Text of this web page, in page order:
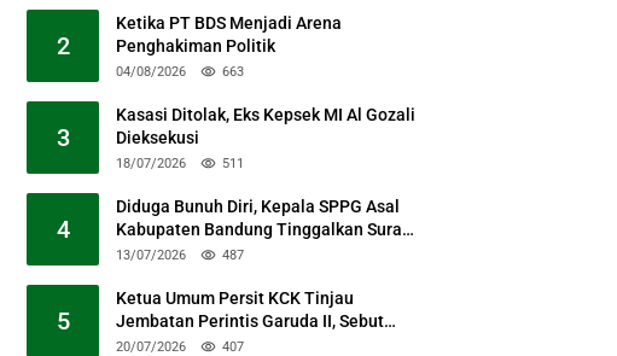
2
Ketika PT BDS Menjadi Arena
Penghakiman Politik
04/08/2026 663
3
Kasasi Ditolak, Eks Kepsek MI Al Gozali
Dieksekusi
18/07/2026 511
4
Diduga Bunuh Diri, Kepala SPPG Asal
Kabupaten Bandung Tinggalkan Surat
Permohonan Maaf
13/07/2026 487
5
Ketua Umum Persit KCK Tinjau
Jembatan Perintis Garuda II, Sebut
Simbol Kebersamaan TNI dan Rakyat
20/07/2026 407